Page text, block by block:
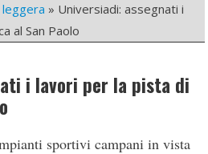
» Universiadi: assegnati i
al San Paolo
i lavori per la pista di
sportivi campani in vista